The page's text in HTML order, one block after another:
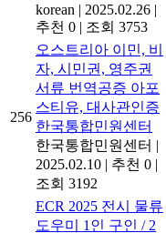
korean | 2025.02.26 |
추천 0 | 조회 3753
256
오스트리아 이민, 비
자, 시민권, 영주권
서류 번역공증 아포
스티유, 대사관인증
한국통합민원센터
한국통합민원센터 |
2025.02.10 | 추천 0 |
조회 3192
ECR 2025 전시 물류
도우미 1인 구인 / 2